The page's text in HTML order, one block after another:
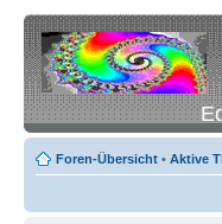
Foren-Übersicht • Aktive